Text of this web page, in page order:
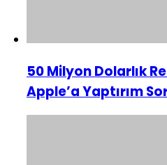
50 Milyon Dolarlık
Apple’a Yaptırım